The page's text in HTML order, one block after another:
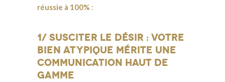
réussie à 100% :
1/ Susciter le désir : votre
bien atypique mérite Une
communication haut de
gamme